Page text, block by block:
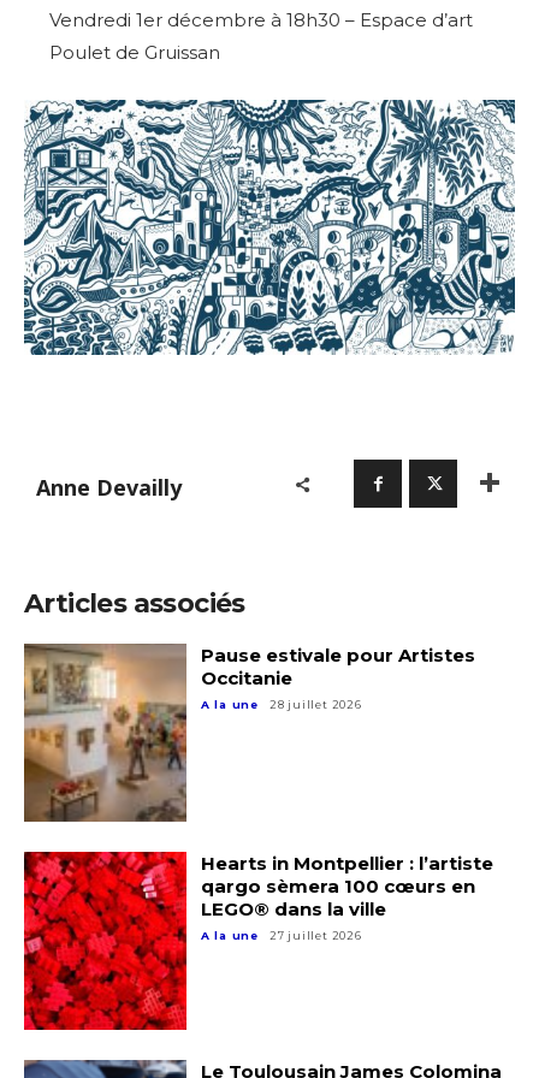
Adresse email*
Nom
Prénom
Adresse email*
Vendredi 1er décembre à 18h30 – Espace d’art
Poulet de Gruissan
Anne Devailly
Articles associés
Pause estivale pour Artistes
Occitanie
A la une 28 juillet 2026
Hearts in Montpellier : l’artiste
qargo sèmera 100 cœurs en
LEGO® dans la ville
A la une 27 juillet 2026
Le Toulousain James Colomina